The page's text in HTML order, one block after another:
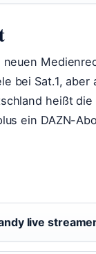
bei Sat.1,
heißt
ein DAZN-
live